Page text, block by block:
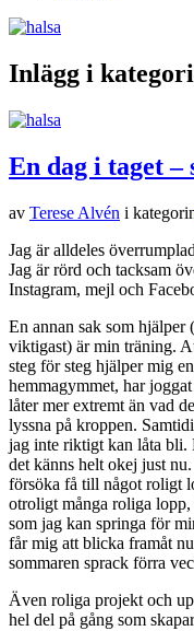
Inlägg i
En dag i taget –
av Terese Alvén i
Jag är alldeles
Jag är rörd och tacksam
Instagram, mejl och
En annan sak som
viktigast) är min träning.
steg för steg hjälper mig
hemmagymmet, har
låter mer extremt än vad
lyssna på kroppen.
jag inte riktigt kan låta bli.
det känns helt okej just
försöka få till något roligt
otroligt många roliga
som jag kan springa för
får mig att blicka framåt
sommaren sprack förra
Även roliga projekt och
hel del på gång som